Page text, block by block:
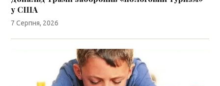
у США
7 Серпня, 2026